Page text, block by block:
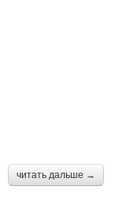
комфорта
читать дальше →